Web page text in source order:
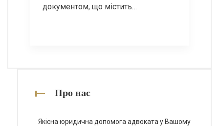
документом, що містить
найпоширеніші запитання з цієї
теми. Етапи отримання технічного
Про нас
Якісна юридична допомога адвоката у Вашому